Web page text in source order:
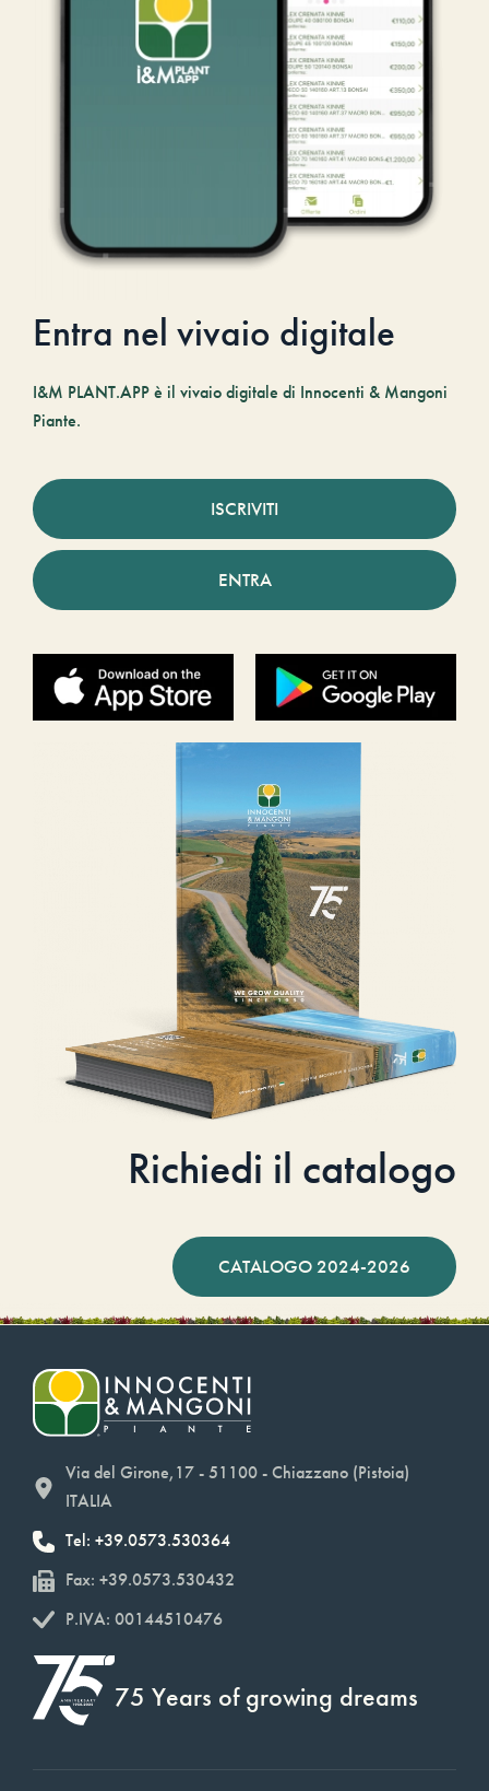
Entra nel vivaio digitale
I&M PLANT.APP è il vivaio digitale di Innocenti & Mangoni
Piante.
ISCRIVITI
ENTRA
Richiedi il catalogo
CATALOGO 2024-2026
Via del Girone,17 - 51100 - Chiazzano (Pistoia)
ITALIA
Tel: +39.0573.530364
Fax: +39.0573.530432
P.IVA: 00144510476
75 Years of growing dreams